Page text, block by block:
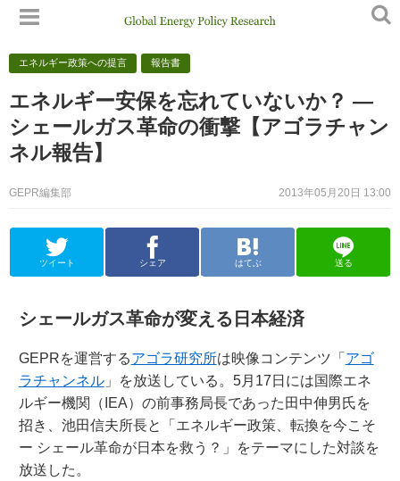
エネルギー政策への提言 報告書
エネルギー安保を忘れていないか？ —
シェールガス革命の衝撃【アゴラチャン
ネル報告】
2013年05月20日 13:00
GEPR編集部
ツイート シェア はてぶ 送る
シェールガス革命が変える日本経済
GEPRを運営するアゴラ研究所は映像コンテンツ「 アゴ
ラチャンネル」を放送している。5月17日には国際エネ
ルギー機関（IEA）の前事務局長であった田中伸男氏を
招き、池田信夫所長と「エネルギー政策、転換を今こそ
ー シェール革命が日本を救う？」をテーマにした対談を
放送した。